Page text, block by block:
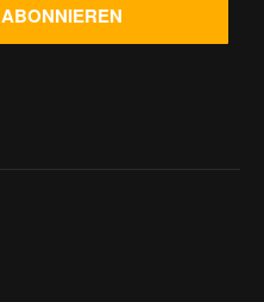
ABONNIEREN